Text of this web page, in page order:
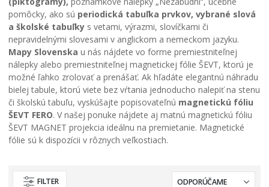
pomôcky, ako sú periodická tabuľka prvkov, vybrané slová
a školské tabuľky s vetami, výrazmi, slovíčkami či
nepravidelnými slovesami v anglickom a nemeckom jazyku.
Mapy Slovenska u nás nájdete vo forme premiestniteľnej
nálepky alebo premiestniteľnej magnetickej fólie ŠEVT, ktorú je
možné ľahko zrolovať a prenášať. Ak hľadáte elegantnú náhradu
bielej tabule, ktorú viete bez vŕtania jednoducho nalepiť na stenu
či školskú tabuľu, vyskúšajte popisovateľnú magnetickú fóliu
ŠEVT FERO. V našej ponuke nájdete aj matnú magnetickú fóliu
ŠEVT MAGNET projekcia ideálnu na premietanie. Magnetické
fólie sú k dispozícii v rôznych veľkostiach.
FILTER